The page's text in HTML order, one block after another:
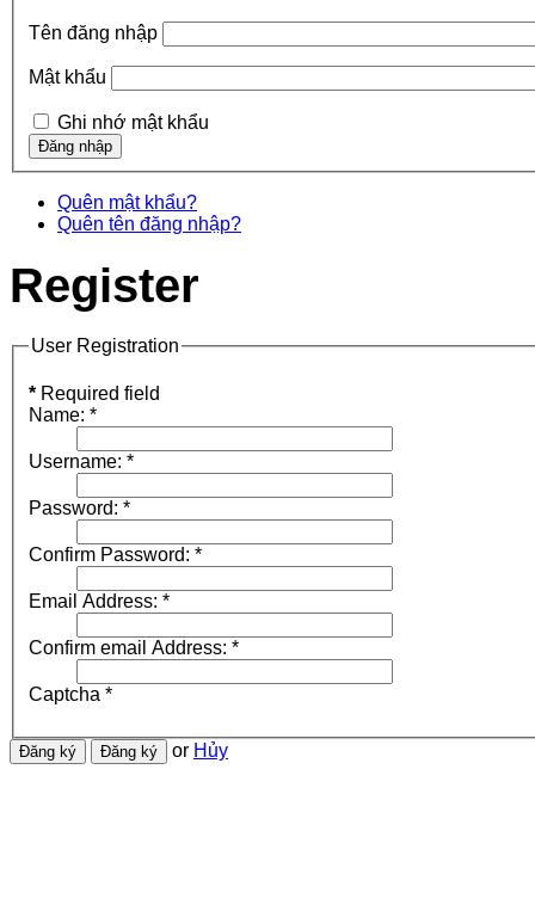
Tên đăng nhập
Mật khẩu
Ghi nhớ mật khẩu
Quên mật khẩu?
Quên tên đăng nhập?
Register
User Registration
* Required field
Name: *
Username: *
Password: *
Confirm Password: *
Email Address: *
Confirm email Address: *
Captcha *
or Hủy